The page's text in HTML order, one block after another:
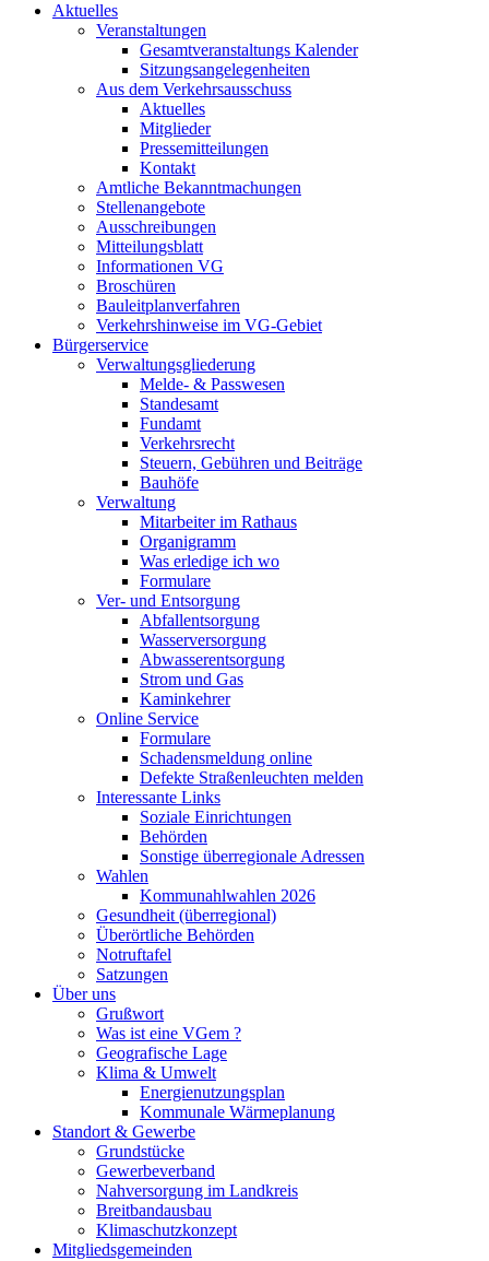
Aktuelles
Veranstaltungen
Gesamtveranstaltungs Kalender
Sitzungsangelegenheiten
Aus dem Verkehrsausschuss
Aktuelles
Mitglieder
Pressemitteilungen
Kontakt
Amtliche Bekanntmachungen
Stellenangebote
Ausschreibungen
Mitteilungsblatt
Informationen VG
Broschüren
Bauleitplanverfahren
Verkehrshinweise im VG-Gebiet
Bürgerservice
Verwaltungsgliederung
Melde- & Passwesen
Standesamt
Fundamt
Verkehrsrecht
Steuern, Gebühren und Beiträge
Bauhöfe
Verwaltung
Mitarbeiter im Rathaus
Organigramm
Was erledige ich wo
Formulare
Ver- und Entsorgung
Abfallentsorgung
Wasserversorgung
Abwasserentsorgung
Strom und Gas
Kaminkehrer
Online Service
Formulare
Schadensmeldung online
Defekte Straßenleuchten melden
Interessante Links
Soziale Einrichtungen
Behörden
Sonstige überregionale Adressen
Wahlen
Kommunahlwahlen 2026
Gesundheit (überregional)
Überörtliche Behörden
Notruftafel
Satzungen
Über uns
Grußwort
Was ist eine VGem ?
Geografische Lage
Klima & Umwelt
Energienutzungsplan
Kommunale Wärmeplanung
Standort & Gewerbe
Grundstücke
Gewerbeverband
Nahversorgung im Landkreis
Breitbandausbau
Klimaschutzkonzept
Mitgliedsgemeinden